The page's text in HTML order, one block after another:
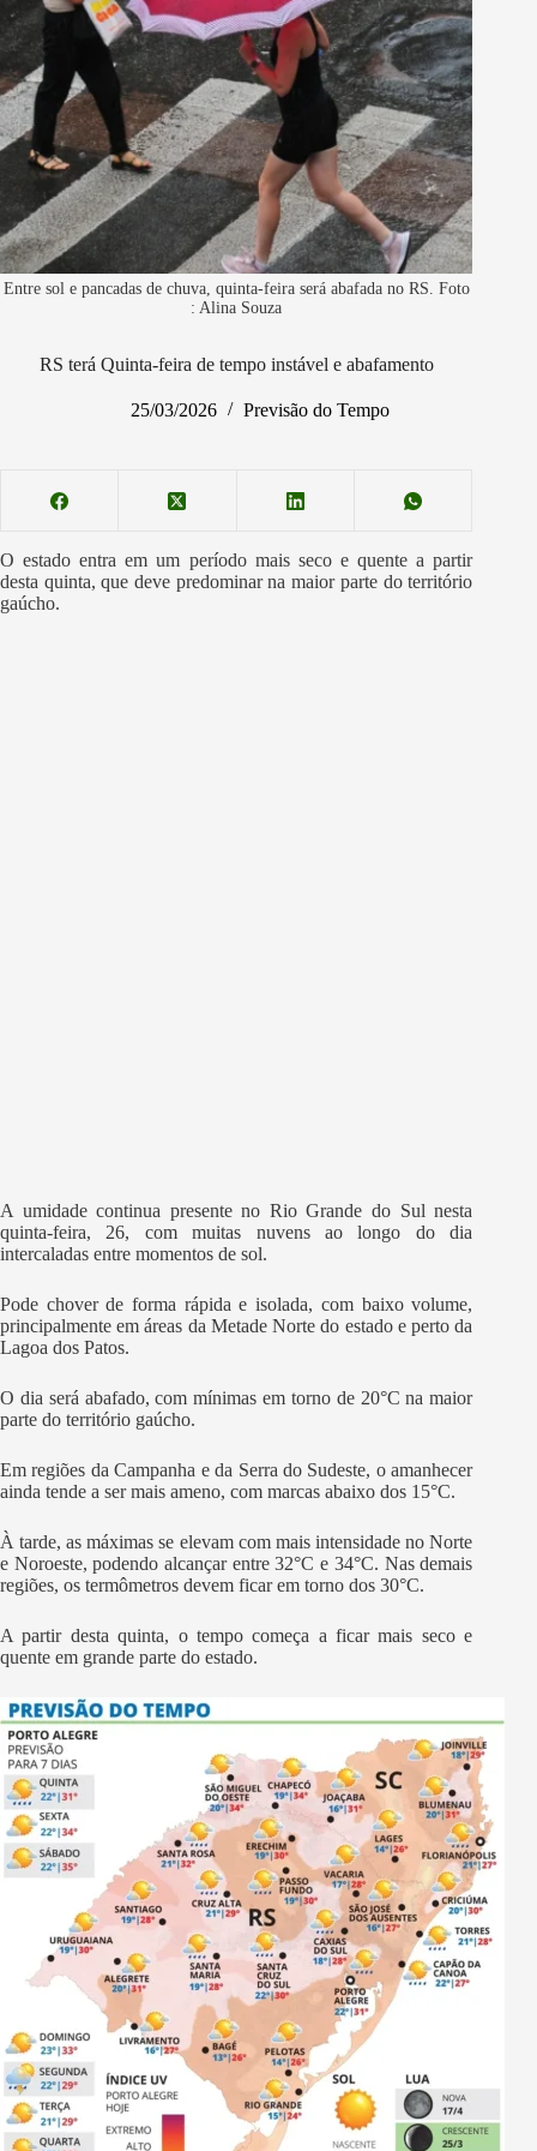
Entre sol e pancadas de chuva, quinta-feira será abafada no RS. Foto
: Alina Souza
RS terá Quinta-feira de tempo instável e abafamento
25/03/2026 Previsão do Tempo
O estado entra em um período mais seco e quente a partir
desta quinta, que deve predominar na maior parte do território
gaúcho.
A umidade continua presente no Rio Grande do Sul nesta
quinta-feira, 26, com muitas nuvens ao longo do dia
intercaladas entre momentos de sol.
Pode chover de forma rápida e isolada, com baixo volume,
principalmente em áreas da Metade Norte do estado e perto da
Lagoa dos Patos.
O dia será abafado, com mínimas em torno de 20°C na maior
parte do território gaúcho.
Em regiões da Campanha e da Serra do Sudeste, o amanhecer
ainda tende a ser mais ameno, com marcas abaixo dos 15°C.
À tarde, as máximas se elevam com mais intensidade no Norte
e Noroeste, podendo alcançar entre 32°C e 34°C. Nas demais
regiões, os termômetros devem ficar em torno dos 30°C.
A partir desta quinta, o tempo começa a ficar mais seco e
quente em grande parte do estado.